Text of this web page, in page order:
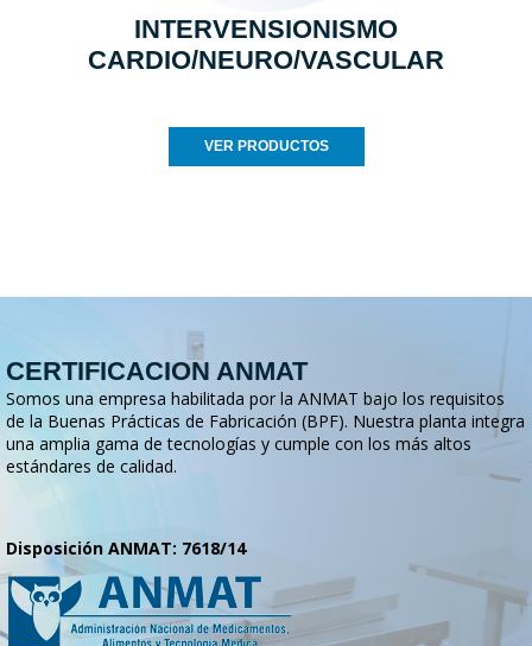
INTERVENSIONISMO
CARDIO/NEURO/VASCULAR
VER PRODUCTOS
CERTIFICACION ANMAT
Somos una empresa habilitada por la ANMAT bajo los requisitos
de la Buenas Prácticas de Fabricación (BPF). Nuestra planta integra
una amplia gama de tecnologías y cumple con los más altos
estándares de calidad.
Disposición ANMAT: 7618/14